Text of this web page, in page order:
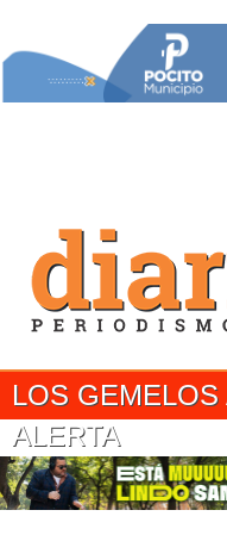
LOS
ALERTA